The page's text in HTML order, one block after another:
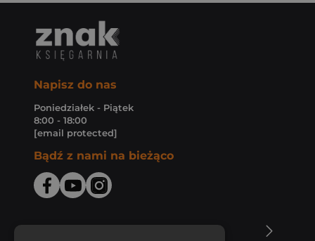
Napisz do nas
Poniedziałek - Piątek
8:00 - 18:00
[email protected]
Bądź z nami na bieżąco